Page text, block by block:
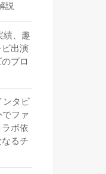
説
績、趣
出演
プロ
ンタビ
ファ
ボ依
るチ